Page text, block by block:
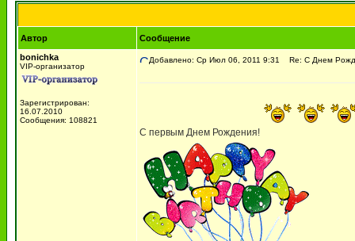
Автор
Сообщение
bonichka
VIP-организатор
Зарегистрирован:
16.07.2010
Сообщения: 108821
Добавлено: Ср Июл 06, 2011 9:31 Re: С Днем
С первым Днем Рождения!